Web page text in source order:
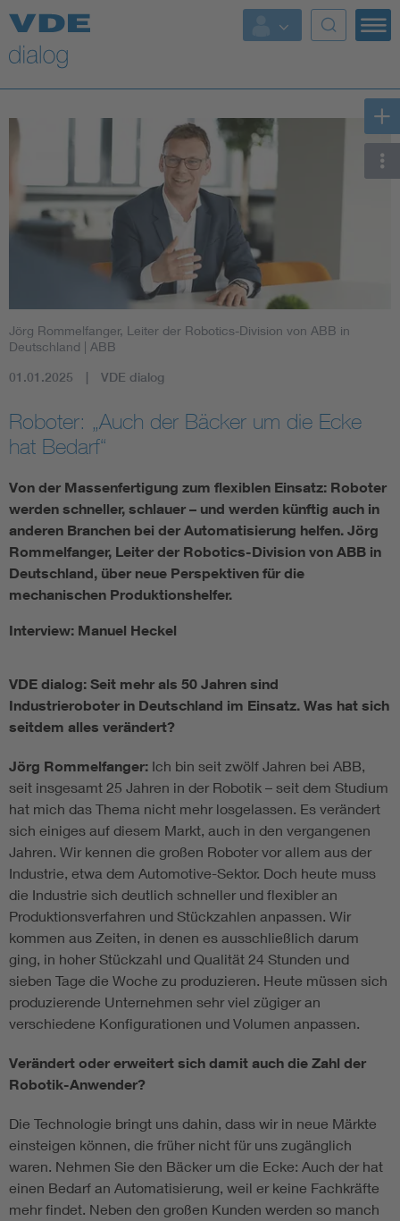
Jörg Rommelfanger, Leiter der Robotics-Division von ABB in
Deutschland | ABB
01.01.2025 VDE dialog
Roboter: „Auch der Bäcker um die Ecke
hat Bedarf“
Von der Massenfertigung zum flexiblen Einsatz: Roboter
werden schneller, schlauer – und werden künftig auch in
anderen Branchen bei der Automatisierung helfen. Jörg
Rommelfanger, Leiter der Robotics-Division von ABB in
Deutschland, über neue Perspektiven für die
mechanischen Produktionshelfer.
Interview: Manuel Heckel
VDE dialog: Seit mehr als 50 Jahren sind
Industrieroboter in Deutschland im Einsatz. Was hat sich
seitdem alles verändert?
Jörg Rommelfanger: Ich bin seit zwölf Jahren bei ABB,
seit insgesamt 25 Jahren in der Robotik – seit dem Studium
hat mich das Thema nicht mehr losgelassen. Es verändert
sich einiges auf diesem Markt, auch in den vergangenen
Jahren. Wir kennen die großen Roboter vor allem aus der
Industrie, etwa dem Automotive-Sektor. Doch heute muss
die Industrie sich deutlich schneller und flexibler an
Produktionsverfahren und Stückzahlen anpassen. Wir
kommen aus Zeiten, in denen es ausschließlich darum
ging, in hoher Stückzahl und Qualität 24 Stunden und
sieben Tage die Woche zu produzieren. Heute müssen sich
produzierende Unternehmen sehr viel zügiger an
verschiedene Konfigurationen und Volumen anpassen.
Verändert oder erweitert sich damit auch die Zahl der
Robotik-Anwender?
Die Technologie bringt uns dahin, dass wir in neue Märkte
einsteigen können, die früher nicht für uns zugänglich
waren. Nehmen Sie den Bäcker um die Ecke: Auch der hat
einen Bedarf an Automatisierung, weil er keine Fachkräfte
mehr findet. Neben den großen Kunden werden so manch